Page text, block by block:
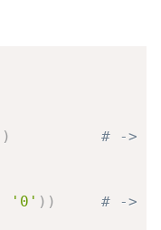
) # ->
'0' ) ) # ->